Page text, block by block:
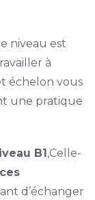
niveau est
à
échelon vous
une pratique
B1,Celle-
d’échanger